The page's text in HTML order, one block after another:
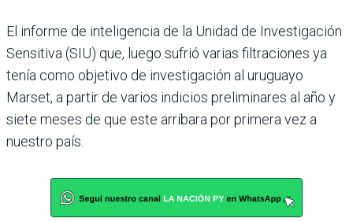
El informe de inteligencia de la Unidad de Investigación
Sen­sitiva (SIU) que, luego sufrió varias filtraciones ya
tenía como objetivo de investigación al uruguayo
Marset, a partir de varios indicios prelimina­res al año y
siete meses de que este arribara por primera vez a
nuestro país.